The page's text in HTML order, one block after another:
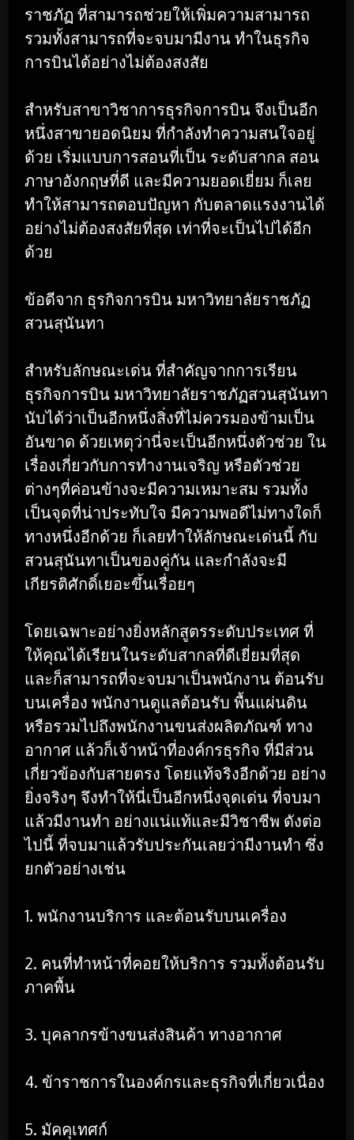
ราชภัฏ ที่สามารถช่วยให้เพิ่มความสามารถ
รวมทั้งสามารถที่จะจบมามีงาน ทำในธุรกิจ
การบินได้อย่างไม่ต้องสงสัย
สำหรับสาขาวิชาการธุรกิจการบิน จึงเป็นอีก
หนึ่งสาขายอดนิยม ที่กำลังทำความสนใจอยู่
ด้วย เริ่มแบบการสอนที่เป็น ระดับสากล สอน
ภาษาอังกฤษที่ดี และมีความยอดเยี่ยม ก็เลย
ทำให้สามารถตอบปัญหา กับตลาดแรงงานได้
อย่างไม่ต้องสงสัยที่สุด เท่าที่จะเป็นไปได้อีก
ด้วย
ข้อดีจาก ธุรกิจการบิน มหาวิทยาลัยราชภัฏ
สวนสุนันทา
สำหรับลักษณะเด่น ที่สำคัญจากการเรียน
ธุรกิจการบิน มหาวิทยาลัยราชภัฏสวนสุนันทา
นับได้ว่าเป็นอีกหนึ่งสิ่งที่ไม่ควรมองข้ามเป็น
อันขาด ด้วยเหตุว่านี่จะเป็นอีกหนึ่งตัวช่วย ใน
เรื่องเกี่ยวกับการทำงานเจริญ หรือตัวช่วย
ต่างๆที่ค่อนข้างจะมีความเหมาะสม รวมทั้ง
เป็นจุดที่น่าประทับใจ มีความพอดีไม่ทางใดก็
ทางหนึ่งอีกด้วย ก็เลยทำให้ลักษณะเด่นนี้ กับ
สวนสุนันทาเป็นของคู่กัน และกำลังจะมี
เกียรติศักดิ์เยอะขึ้นเรื่อยๆ
โดยเฉพาะอย่างยิ่งหลักสูตรระดับประเทศ ที่
ให้คุณได้เรียนในระดับสากลที่ดีเยี่ยมที่สุด
และก็สามารถที่จะจบมาเป็นพนักงาน ต้อนรับ
บนเครื่อง พนักงานดูแลต้อนรับ พื้นแผ่นดิน
หรือรวมไปถึงพนักงานขนส่งผลิตภัณฑ์ ทาง
อากาศ แล้วก็เจ้าหน้าที่องค์กรธุรกิจ ที่มีส่วน
เกี่ยวข้องกับสายตรง โดยแท้จริงอีกด้วย อย่าง
ยิ่งจริงๆ จึงทำให้นี่เป็นอีกหนึ่งจุดเด่น ที่จบมา
แล้วมีงานทำ อย่างแน่แท้และมีวิชาชีพ ดังต่อ
ไปนี้ ที่จบมาแล้วรับประกันเลยว่ามีงานทำ ซึ่ง
ยกตัวอย่างเช่น
1. พนักงานบริการ และต้อนรับบนเครื่อง
2. คนที่ทำหน้าที่คอยให้บริการ รวมทั้งต้อนรับ
ภาคพื้น
3. บุคลากรข้างขนส่งสินค้า ทางอากาศ
4. ข้าราชการในองค์กรและธุรกิจที่เกี่ยวเนื่อง
5. มัคคุเทศก์